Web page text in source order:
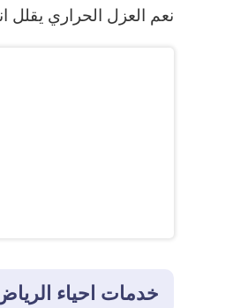
نعم العزل الحراري يقلل
خدمات احياء